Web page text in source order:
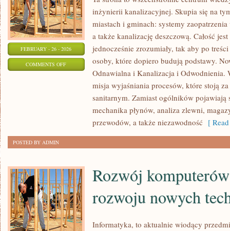
FEBRUARY - 26 - 2026
COMMENTS OFFON
ENERGETYKA
KONWENCJONALNA
inżynierii kanalizacyjnej. Skupia się na
miastach i gminach: systemy
a także kanalizację deszczową. Całość
jednocześnie zrozumiały, tak aby po
osoby, które dopiero budują podstawy.
Odnawialna i Kanalizacja i Odwodnienia.
misja wyjaśniania procesów, które stoją
sanitarnym. Zamiast ogólników
mechanika płynów, analiza zlewni,
przewodów, a także niezawodność [
POSTED BY ADMIN
Rozwój
rozwoju nowych
Informatyka, to aktualnie wiodący